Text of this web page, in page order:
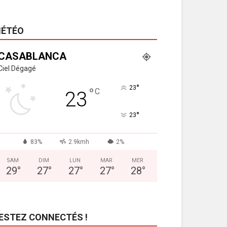
Dégagé
23 °C 23°
23°
83% 2.9kmh 2%
SAM
29°
DIM
27°
LUN
27°
MAR
27°
MER
28°
CONNECTÉS !